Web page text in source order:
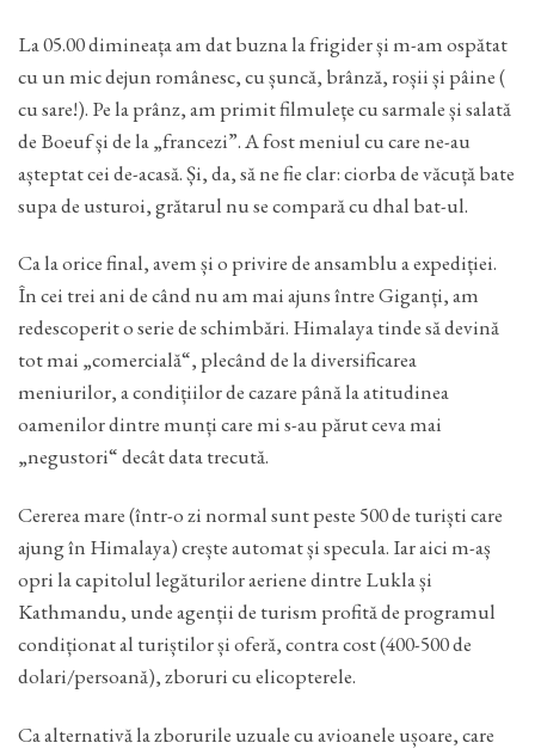
La 05.00 dimineața am dat buzna la frigider și m-am ospătat
cu un mic dejun românesc, cu șuncă, brânză, roșii și pâine (
cu sare!). Pe la prânz, am primit filmulețe cu sarmale și salată
de Boeuf și de la „francezi”. A fost meniul cu care ne-au
așteptat cei de-acasă. Și, da, să ne fie clar: ciorba de văcuță bate
supa de usturoi, grătarul nu se compară cu dhal bat-ul.
Ca la orice final, avem și o privire de ansamblu a expediției.
În cei trei ani de când nu am mai ajuns între Giganți, am
redescoperit o serie de schimbări. Himalaya tinde să devină
tot mai „comercială“, plecând de la diversificarea
meniurilor, a condițiilor de cazare până la atitudinea
oamenilor dintre munți care mi s-au părut ceva mai
„negustori“ decât data trecută.
Cererea mare (într-o zi normal sunt peste 500 de turiști care
ajung în Himalaya) crește automat și specula. Iar aici m-aș
opri la capitolul legăturilor aeriene dintre Lukla și
Kathmandu, unde agenții de turism profită de programul
condiționat al turiștilor și oferă, contra cost (400-500 de
dolari/persoană), zboruri cu elicopterele.
Ca alternativă la zborurile uzuale cu avioanele ușoare, care